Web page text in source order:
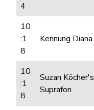
4
10
:1
8
Kennung Diana
10
:1
8
Suzan Köcher's
Suprafon